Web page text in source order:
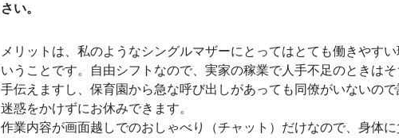
さい。
メリットは、私のようなシングルマザーにとってはとても働きやす
いうことです。自由シフトなので、実家の稼業で人手不足のときは
手伝えますし、保育園から急な呼び出しがあっても同僚がいないの
迷惑をかけずにお休みできます。
作業内容が画面越しでのおしゃべり（チャット）だけなので、身体